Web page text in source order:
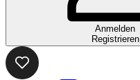
Anmelden
Registrieren